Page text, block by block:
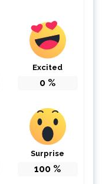
Excited
0 %
Surprise
100 %